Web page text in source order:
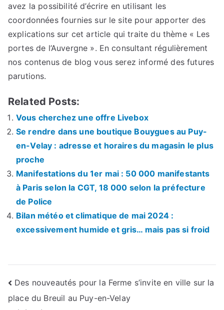
avez la possibilité d’écrire en utilisant les
coordonnées fournies sur le site pour apporter des
explications sur cet article qui traite du thème « Les
portes de l’Auvergne ». En consultant régulièrement
nos contenus de blog vous serez informé des futures
parutions.
Related Posts:
Vous cherchez une offre Livebox
Se rendre dans une boutique Bouygues au Puy-
en-Velay : adresse et horaires du magasin le plus
proche
Manifestations du 1er mai : 50 000 manifestants
à Paris selon la CGT, 18 000 selon la préfecture
de Police
Bilan météo et climatique de mai 2024 :
excessivement humide et gris… mais pas si froid
Navigation
de
Des nouveautés pour la Ferme s’invite en ville sur la
place du Breuil au Puy-en-Velay